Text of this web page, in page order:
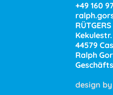
+49 160
44579
Ralph
design